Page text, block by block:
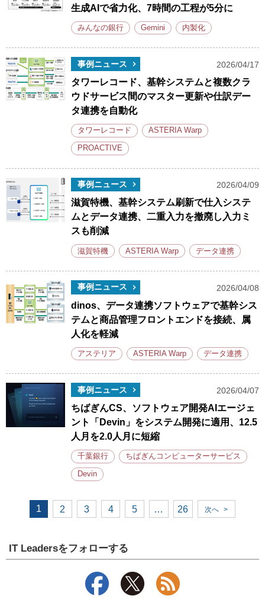
生成AIで省力化、7時間の工程が5分に
みんなの銀行 Gemini 内製化
事例ニュース 2026/04/17
タワーレコード、基幹システムと複数クラ
ウドサービス間のマスター更新や仕訳デー
タ連携を自動化
タワーレコード ASTERIA Warp
PROACTIVE
事例ニュース 2026/04/09
滋賀特機、基幹システム刷新で仕入システ
ムとデータ連携、二重入力を撤廃し入力ミ
スも削減
滋賀特機 ASTERIA Warp データ連携
事例ニュース 2026/04/08
dinos、データ連携ソフトウェアで基幹シス
テムと商品管理フロントエンドを接続、属
人化を軽減
アステリア ASTERIA Warp データ連携
事例ニュース 2026/04/07
ちばぎんCS、ソフトウェア開発AIエージェ
ント「Devin」をシステム開発に適用、12.5
人月を2.0人月に短縮
千葉銀行 ちばぎんコンピューターサービス
Devin
1 2 3 4 5 … 26 次へ >
IT Leadersをフォローする